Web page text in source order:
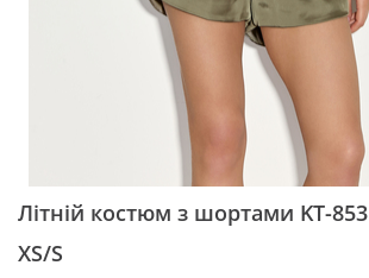
Літній костюм з шортами KT-853
XS/S